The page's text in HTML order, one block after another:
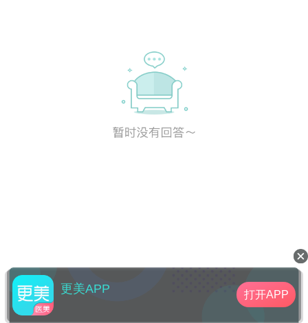
更美APP 打开APP